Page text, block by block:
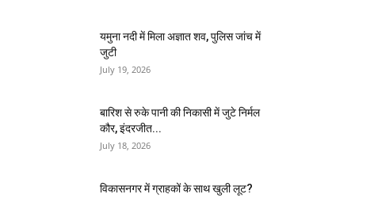
यमुना नदी में मिला अज्ञात शव, पुलिस जांच में
जुटी
July 19, 2026
बारिश से रुके पानी की निकासी में जुटे निर्मल
कौर, इंदरजीत...
July 18, 2026
विकासनगर में ग्राहकों के साथ खुली लूट?